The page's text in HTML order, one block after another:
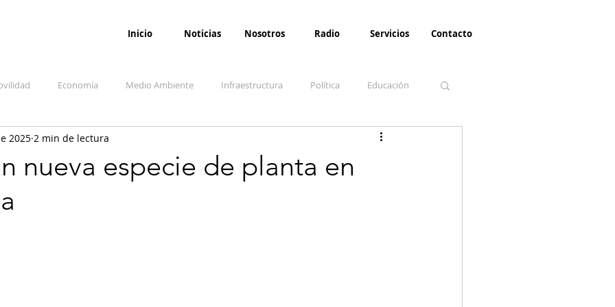
Inicio Noticias Nosotros Radio Servicios Contacto
Economía Medio Ambiente Infraestructura Política Educación
Salud Opinión Paz
y sociedad
nueva especie de planta en
2025 2 min de lectura